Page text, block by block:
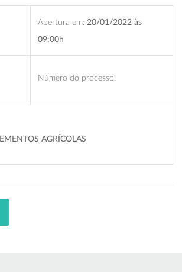
Abertura em: 20/01/2022 às
09:00h
Número do processo:
AGRÍCOLAS